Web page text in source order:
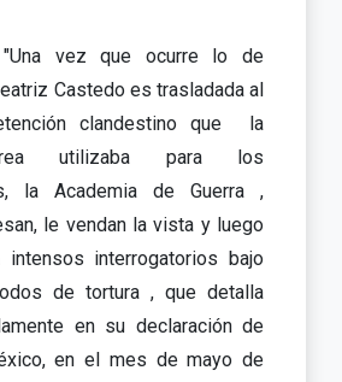
"Una vez que ocurre lo de
Castedo es trasladada al
clandestino que la
utilizaba para los
la Academia de Guerra ,
le vendan la vista y luego
interrogatorios bajo
de tortura , que detalla
en su declaración de
en el mes de mayo de